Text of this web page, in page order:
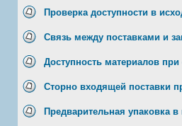
Проверка доступности в
Связь между поставками и
Доступность материалов при
Сторно входящей поставки
Предварительная упаковка